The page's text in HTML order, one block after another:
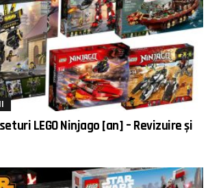
LEGO Ninjago [an] – Revizuire și